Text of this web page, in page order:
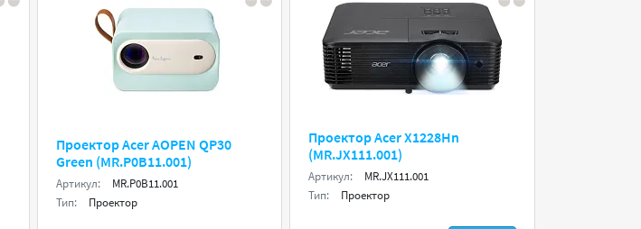
Проектор Acer AOPEN QP30
Green (MR.P0B11.001)
Артикул:
MR.P0B11.001
Тип:
Проектор
Проектор Acer X1228Hn
(MR.JX111.001)
Артикул:
MR.JX111.001
Тип:
Проектор